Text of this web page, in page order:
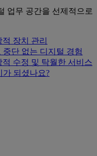
업무 공간을 선제적으로
장치 관리
중단 없는 디지털 경험
적 수정 및 탁월한 서비스
가 되셨나요?